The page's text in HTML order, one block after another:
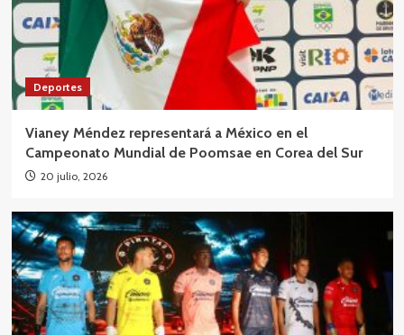
Deportes
Vianey Méndez representará a México en el
Campeonato Mundial de Poomsae en Corea del Sur
20 julio, 2026